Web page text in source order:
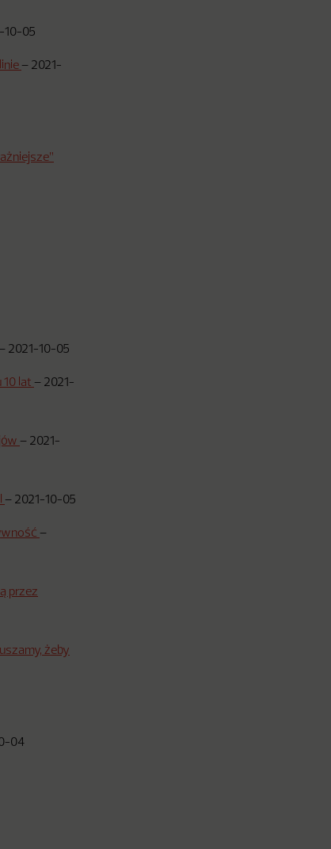
10-05
– 2021-
– 2021-10-05
10 lat – 2021-
– 2021-
– 2021-10-05
–
przez
żeby
04